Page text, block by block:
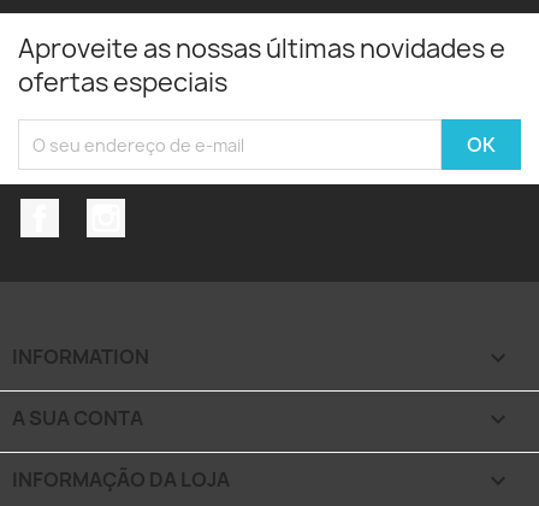
Aproveite as nossas últimas novidades e
ofertas especiais
INFORMATION 
A SUA CONTA 
INFORMAÇÃO DA LOJA keyboard_arrow_down